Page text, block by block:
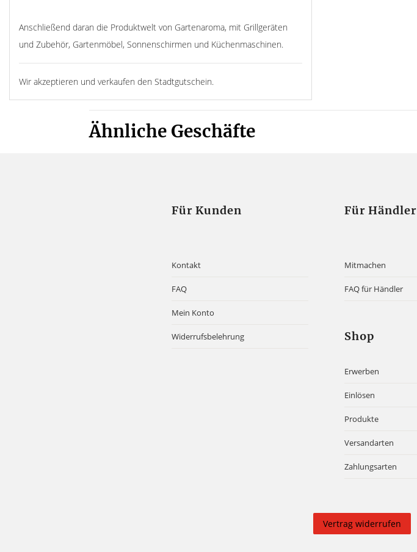
Anschließend daran die Produktwelt von Gartenaroma, mit Grillgeräten
und Zubehör, Gartenmöbel, Sonnenschirmen und Küchenmaschinen.
Wir akzeptieren und verkaufen den Stadtgutschein.
Ähnliche Geschäfte
Für Kunden
Kontakt
FAQ
Mein Konto
Widerrufsbelehrung
Für Händler
Mitmachen
FAQ für Händler
Shop
Erwerben
Einlösen
Produkte
Versandarten
Zahlungsarten
Vertrag widerrufen